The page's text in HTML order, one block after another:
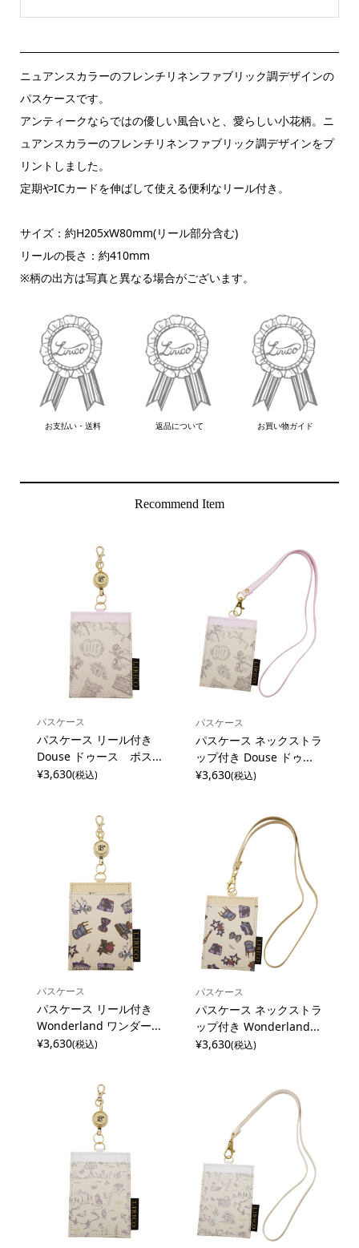
ニュアンスカラーのフレンチリネンファブリック調デザインの
パスケースです。
アンティークならではの優しい風合いと、愛らしい小花柄。ニ
ュアンスカラーのフレンチリネンファブリック調デザインをプ
リントしました。
定期やICカードを伸ばして使える便利なリール付き。
サイズ：約H205xW80mm(リール部分含む)
リールの長さ：約410mm
※柄の出方は写真と異なる場合がございます。
お支払い・送料 返品について お買い物ガイド
Recommend Item
パスケース
パスケース リール付き
Douse ドゥース ポス...
¥3,630(税込)
パスケース
パスケース ネックストラ
ップ付き Douse ドゥ...
¥3,630(税込)
パスケース
パスケース リール付き
Wonderland ワンダー...
¥3,630(税込)
パスケース
パスケース ネックストラ
ップ付き Wonderland...
¥3,630(税込)